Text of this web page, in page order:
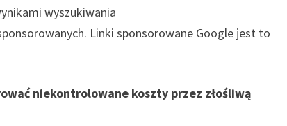
wyszukiwania
Linki sponsorowane Google jest to
niekontrolowane koszty przez złośliwą